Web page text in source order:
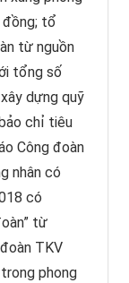
đồng; tổ
từ nguồn
tổng số
dựng quỹ
chỉ tiêu
Công đoàn
nhân có
có
từ
TKV
phong